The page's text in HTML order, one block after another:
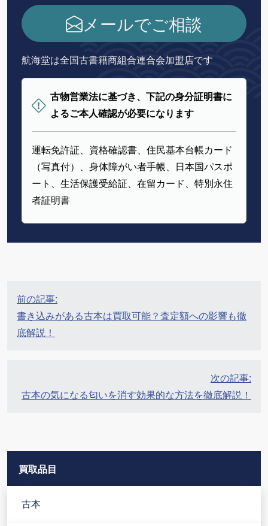
メールでご相談
航海堂は全国古書籍商組合連合会加盟店です
古物営業法に基づき、下記の身分証明書に
よるご本人確認が必要になります
運転免許証、資格確認書、住民基本台帳カード
（写真付）、身体障がい者手帳、日本国パスポ
ート、生活保護受給証、在留カード、特別永住
者証明書
投
稿
ナ
ビ
シ
前の記事:
書き込みがある古本は買取可能？査定額への影響も徹
底解説！
次の記事:
古本の気になる匂いを消す効果的な方法を徹底解説！
買取品目
古本